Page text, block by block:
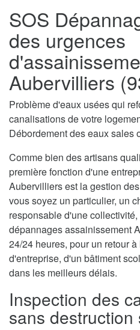
SOS
des urgences
Aubervilliers
Problème d'eaux usées qui
canalisations de votre
Débordement des eaux sales
Comme bien des artisans
première fonction d'une
Aubervilliers est la gestion
vous soyez un particulier, un
responsable d'une
dépannages assainissement
24/24 heures, pour un retour
d'entreprise, d'un bâtiment
dans les meilleurs délais.
Inspection des
sans